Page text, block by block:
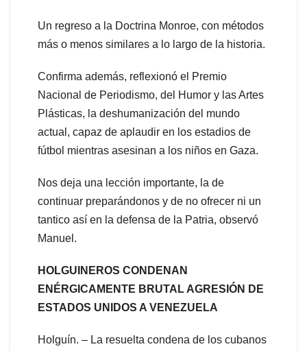
Un regreso a la Doctrina Monroe, con métodos
más o menos similares a lo largo de la historia.
Confirma además, reflexionó el Premio
Nacional de Periodismo, del Humor y las Artes
Plásticas, la deshumanización del mundo
actual, capaz de aplaudir en los estadios de
fútbol mientras asesinan a los niños en Gaza.
Nos deja una lección importante, la de
continuar preparándonos y de no ofrecer ni un
tantico así en la defensa de la Patria, observó
Manuel.
HOLGUINEROS CONDENAN
ENÉRGICAMENTE BRUTAL AGRESIÓN DE
ESTADOS UNIDOS A VENEZUELA
Holguín. – La resuelta condena de los cubanos